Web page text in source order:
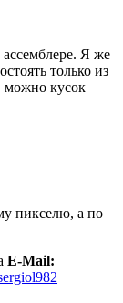
ассемблере. Я же
только из
можно кусок
пикселю, а по
E-Mail: